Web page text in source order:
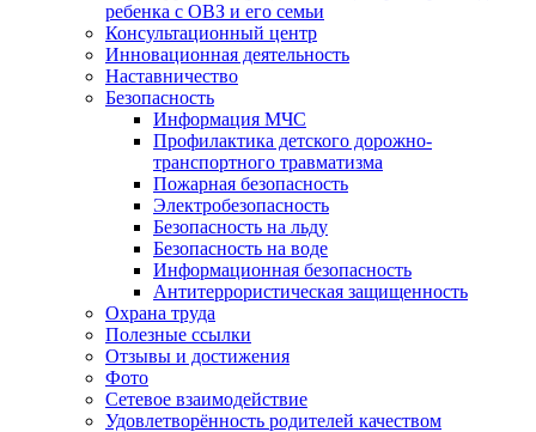
ребенка с ОВЗ и его семьи
Консультационный центр
Инновационная деятельность
Наставничество
Безопасность
Информация МЧС
Профилактика детского дорожно-
транспортного травматизма
Пожарная безопасность
Электробезопасность
Безопасность на льду
Безопасность на воде
Информационная безопасность
Антитеррористическая защищенность
Охрана труда
Полезные ссылки
Отзывы и достижения
Фото
Сетевое взаимодействие
Удовлетворённость родителей качеством